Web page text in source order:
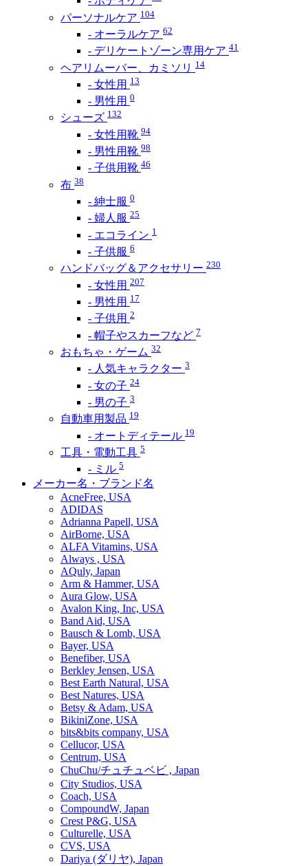
パーソナルケア 104
- オーラルケア 62
- デリケートゾーン専用ケア 41
ヘアリムーバー、カミソリ 14
- 女性用 13
- 男性用 0
シューズ 132
- 女性用靴 94
- 男性用靴 98
- 子供用靴 46
布 38
- 紳士服 0
- 婦人服 25
- エコライン 1
- 子供服 6
ハンドバッグ＆アクセサリー 230
- 女性用 207
- 男性用 17
- 子供用 2
- 帽子やスカーフなど 7
おもちゃ・ゲーム 32
- 人気キャラクター 3
- 女の子 24
- 男の子 3
自動車用製品 19
- オートディテール 19
工具・電動工具 5
- ミル 5
メーカー名・ブランド名
AcneFree, USA
ADIDAS
Adrianna Papell, USA
AirBorne, USA
ALFA Vitamins, USA
Always , USA
AQuly, Japan
Arm & Hammer, USA
Aura Glow, USA
Avalon King, Inc, USA
Band Aid, USA
Bausch & Lomb, USA
Bayer, USA
Benefiber, USA
Berkley Jensen, USA
Best Earth Natural, USA
Best Natures, USA
Betsy & Adam, USA
BikiniZone, USA
bits&bits company, USA
Cellucor, USA
Centrum, USA
ChuChu/チュチュベビ , Japan
City Studios, USA
Coach, USA
CompoundW, Japan
Crest P&G, USA
Culturelle, USA
CVS, USA
Dariya (ダリヤ), Japan